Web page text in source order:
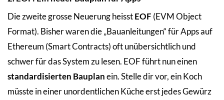
Die zweite grosse Neuerung heisstEOF (EVM Object
Format). Bisher waren die „Bauanleitungen“ für Apps auf
Ethereum (Smart Contracts) oft unübersichtlich und
schwer für das System zu lesen. EOF führt nun einen
standardisierten Bauplanein. Stelle dir vor, ein Koch
müsste in einer unordentlichen Küche erst jedes Gewürz